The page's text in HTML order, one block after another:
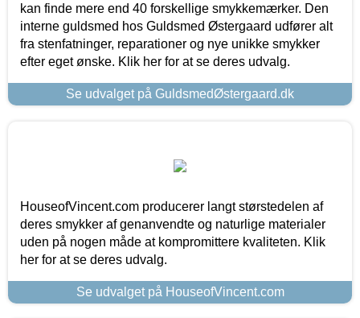
kan finde mere end 40 forskellige smykkemærker. Den
interne guldsmed hos Guldsmed Østergaard udfører alt
fra stenfatninger, reparationer og nye unikke smykker
efter eget ønske. Klik her for at se deres udvalg.
Se udvalget på GuldsmedØstergaard.dk
HouseofVincent.com producerer langt størstedelen af
deres smykker af genanvendte og naturlige materialer
uden på nogen måde at kompromittere kvaliteten. Klik
her for at se deres udvalg.
Se udvalget på HouseofVincent.com